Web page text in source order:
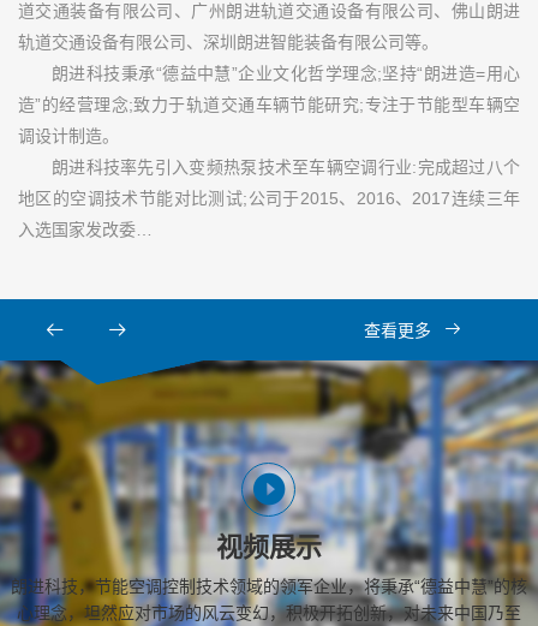
道交通装备有限公司、广州朗进轨道交通设备有限公司、佛山朗进
轨道交通设备有限公司、深圳朗进智能装备有限公司等。
朗进科技秉承“德益中慧”企业文化哲学理念;坚持“朗进造=用心
造”的经营理念;致力于轨道交通车辆节能研究;专注于节能型车辆空
调设计制造。
朗进科技率先引入变频热泵技术至车辆空调行业:完成超过八个
地区的空调技术节能对比测试;公司于2015、2016、2017连续三年
入选国家发改委…
查看更多
视频展示
朗进科技，节能空调控制技术领域的领军企业，将秉承“德益中慧”的核
心理念，坦然应对市场的风云变幻，积极开拓创新，对未来中国乃至